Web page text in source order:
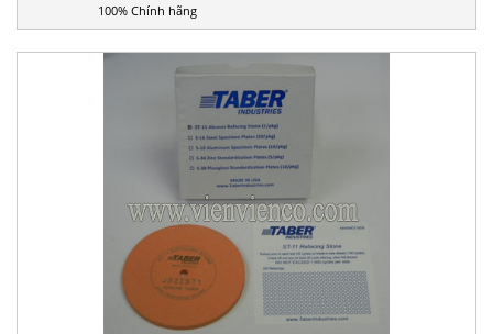
100% Chính hãng